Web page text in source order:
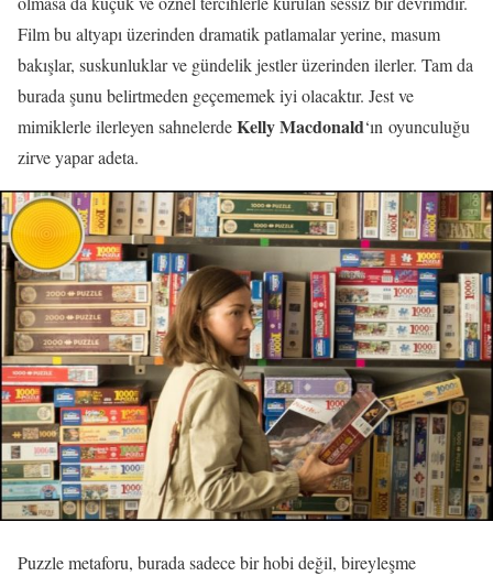
Film bu altyapı üzerinden dramatik patlamalar yerine, masum
bakışlar, suskunluklar ve gündelik jestler üzerinden ilerler. Tam da
burada şunu belirtmeden geçememek iyi olacaktır. Jest ve
mimiklerle ilerleyen sahnelerdeKelly Macdonald‘ın oyunculuğu
zirve yapar adeta.
Puzzle metaforu, burada sadece bir hobi değil, bireyleşme